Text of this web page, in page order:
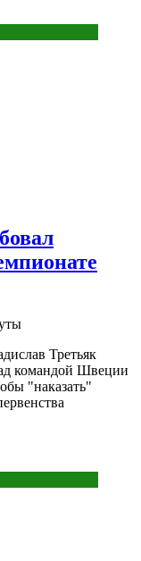
Третьяк
командой Швеции
"наказать"